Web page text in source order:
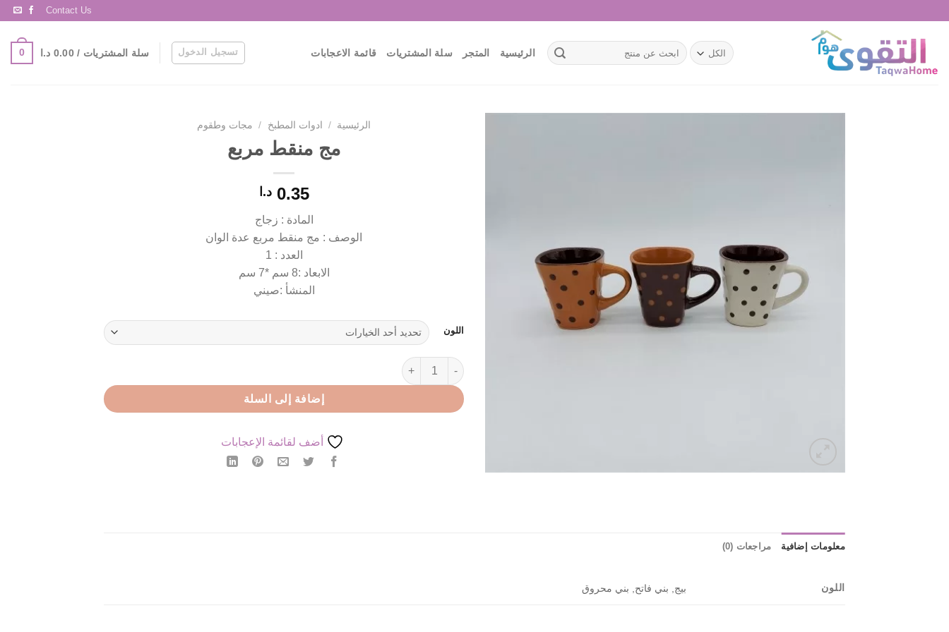
Contact Us
البحث
عن:
الرئيسية المتجر سلة المشتريات قائمة الاعجابات تسجيل الدخول سلة المشتريات / 0.00 د.ا 0
الرئيسية / ادوات المطبخ / مجات وطقوم
مج منقط مربع
0.35 د.ا
المادة : زجاج
الوصف : مج منقط مربع عدة الوان
العدد : 1
الابعاد :8 سم *7 سم
المنشأ :صيني
اللون
كمية مج منقط مربع
إضافة إلى السلة
أضف لقائمة الإعجابات
معلومات إضافية مراجعات (0)
اللون بيج, بني فاتح, بني محروق